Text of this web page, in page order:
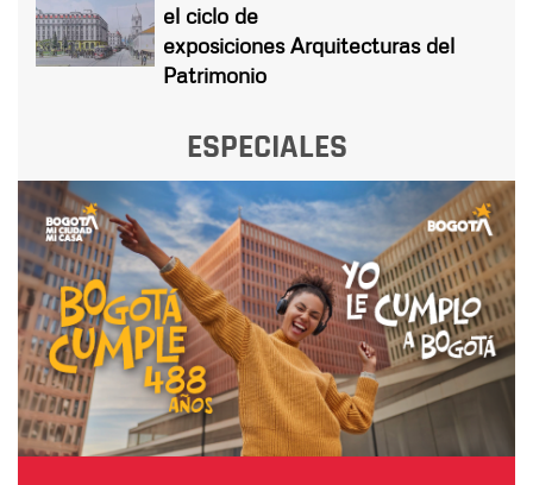
el ciclo de
exposiciones Arquitecturas del
Patrimonio
ESPECIALES